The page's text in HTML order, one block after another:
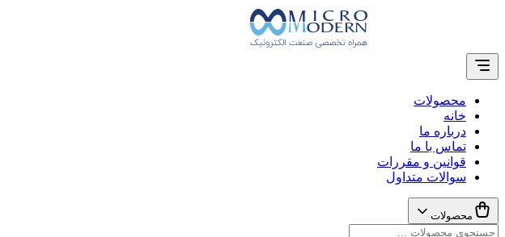
محصولات
خانه
درباره ما
تماس با ما
قوانین و مقررات
سوالات متداول
محصولات